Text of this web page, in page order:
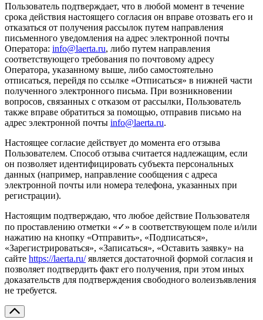
Пользователь подтверждает, что в любой момент в течение
срока действия настоящего согласия он вправе отозвать его и
отказаться от получения рассылок путем направления
письменного уведомления на адрес электронной почты
Оператора: info@laerta.ru, либо путем направления
соответствующего требования по почтовому адресу
Оператора, указанному выше, либо самостоятельно
отписаться, перейдя по ссылке «Отписаться» в нижней части
полученного электронного письма. При возникновении
вопросов, связанных с отказом от рассылки, Пользователь
также вправе обратиться за помощью, отправив письмо на
адрес электронной почты info@laerta.ru.
Настоящее согласие действует до момента его отзыва
Пользователем. Способ отзыва считается надлежащим, если
он позволяет идентифицировать субъекта персональных
данных (например, направление сообщения с адреса
электронной почты или номера телефона, указанных при
регистрации).
Настоящим подтверждаю, что любое действие Пользователя
по проставлению отметки «✓» в соответствующем поле и/или
нажатию на кнопку «Отправить», «Подписаться»,
«Зарегистрироваться», «Записаться», «Оставить заявку» на
сайте https://laerta.ru/является достаточной формой согласия и
позволяет подтвердить факт его получения, при этом иных
доказательств для подтверждения свободного волеизъявления
не требуется.